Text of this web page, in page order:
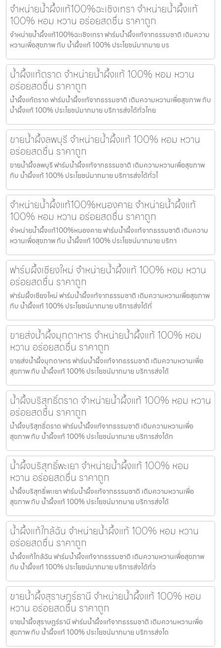
จำหน่ายน้ำผึ้งแท้100%ฉะเชิงเทรา จำหน่ายน้ำผึ้งแท้
100% หอม หวาน อร่อยสดชื่น ราคาถูก
จำหน่ายน้ำผึ้งแท้100%ฉะเชิงเทรา ฟาร์มน้ำผึ้งแท้จากธรรมชาติ เติมความ
หวานเพื่อสุขภาพ กับ น้ำผึ้งแท้ 100% ประโยชน์มากมาย บร
น้ำผึ้งแท้ตราด จำหน่ายน้ำผึ้งแท้ 100% หอม หวาน
อร่อยสดชื่น ราคาถูก
น้ำผึ้งแท้ตราด ฟาร์มน้ำผึ้งแท้จากธรรมชาติ เติมความหวานเพื่อสุขภาพ กับ
น้ำผึ้งแท้ 100% ประโยชน์มากมาย บริการส่งได้ทั่วไทย
ขายน้ำผึ้งลพบุรี จำหน่ายน้ำผึ้งแท้ 100% หอม หวาน
อร่อยสดชื่น ราคาถูก
ขายน้ำผึ้งลพบุรี ฟาร์มน้ำผึ้งแท้จากธรรมชาติ เติมความหวานเพื่อสุขภาพ
กับ น้ำผึ้งแท้ 100% ประโยชน์มากมาย บริการส่งได้ทั่วไ
จำหน่ายน้ำผึ้งแท้100%หนองคาย จำหน่ายน้ำผึ้งแท้
100% หอม หวาน อร่อยสดชื่น ราคาถูก
จำหน่ายน้ำผึ้งแท้100%หนองคาย ฟาร์มน้ำผึ้งแท้จากธรรมชาติ เติมความ
หวานเพื่อสุขภาพ กับ น้ำผึ้งแท้ 100% ประโยชน์มากมาย บริกา
ฟาร์มผึ้งเชียงใหม่ จำหน่ายน้ำผึ้งแท้ 100% หอม หวาน
อร่อยสดชื่น ราคาถูก
ฟาร์มผึ้งเชียงใหม่ ฟาร์มน้ำผึ้งแท้จากธรรมชาติ เติมความหวานเพื่อสุขภาพ
กับ น้ำผึ้งแท้ 100% ประโยชน์มากมาย บริการส่งได้ทั่
ขายส่งน้ำผึ้งมุกดาหาร จำหน่ายน้ำผึ้งแท้ 100% หอม
หวาน อร่อยสดชื่น ราคาถูก
ขายส่งน้ำผึ้งมุกดาหาร ฟาร์มน้ำผึ้งแท้จากธรรมชาติ เติมความหวานเพื่อ
สุขภาพ กับ น้ำผึ้งแท้ 100% ประโยชน์มากมาย บริการส่งได้
น้ำผึ้งบริสุทธิ์ตราด จำหน่ายน้ำผึ้งแท้ 100% หอม หวาน
อร่อยสดชื่น ราคาถูก
น้ำผึ้งบริสุทธิ์ตราด ฟาร์มน้ำผึ้งแท้จากธรรมชาติ เติมความหวานเพื่อ
สุขภาพ กับ น้ำผึ้งแท้ 100% ประโยชน์มากมาย บริการส่งได้ท
น้ำผึ้งบริสุทธิ์พะเยา จำหน่ายน้ำผึ้งแท้ 100% หอม
หวาน อร่อยสดชื่น ราคาถูก
น้ำผึ้งบริสุทธิ์พะเยา ฟาร์มน้ำผึ้งแท้จากธรรมชาติ เติมความหวานเพื่อ
สุขภาพ กับ น้ำผึ้งแท้ 100% ประโยชน์มากมาย บริการส่งได้
น้ำผึ้งแท้ใกล้ฉัน จำหน่ายน้ำผึ้งแท้ 100% หอม หวาน
อร่อยสดชื่น ราคาถูก
น้ำผึ้งแท้ใกล้ฉัน ฟาร์มน้ำผึ้งแท้จากธรรมชาติ เติมความหวานเพื่อสุขภาพ
กับ น้ำผึ้งแท้ 100% ประโยชน์มากมาย บริการส่งได้ทั่ว
ขายน้ำผึ้งสุราษฎร์ธานี จำหน่ายน้ำผึ้งแท้ 100% หอม
หวาน อร่อยสดชื่น ราคาถูก
ขายน้ำผึ้งสุราษฎร์ธานี ฟาร์มน้ำผึ้งแท้จากธรรมชาติ เติมความหวานเพื่อ
สุขภาพ กับ น้ำผึ้งแท้ 100% ประโยชน์มากมาย บริการส่งได